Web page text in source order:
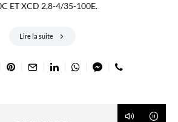
ET XCD 2,8-4/35-100E.
Lire la suite